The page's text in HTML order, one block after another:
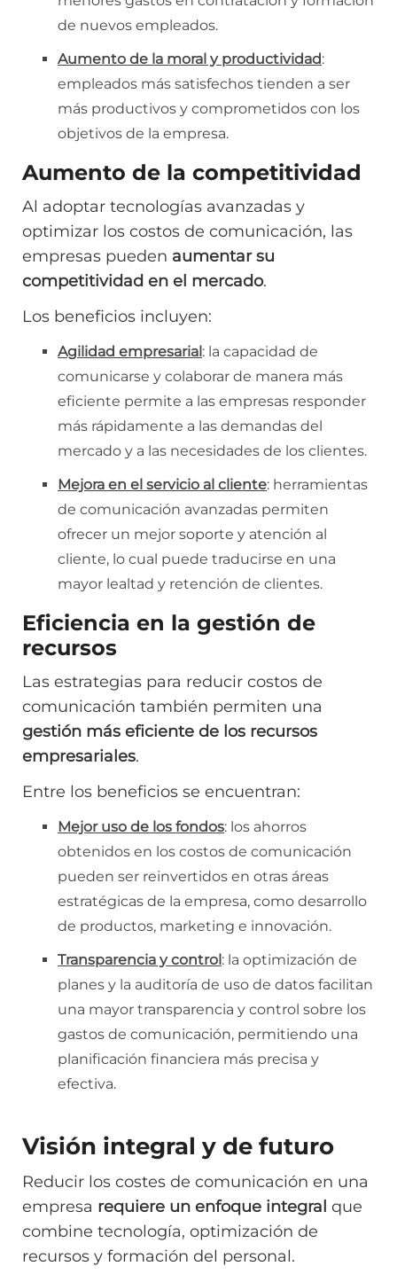
de nuevos empleados.
Aumento de la moral y productividad:
empleados más satisfechos tienden a ser
más productivos y comprometidos con los
objetivos de la empresa.
Aumento de la competitividad
Al adoptar tecnologías avanzadas y
optimizar los costos de comunicación, las
empresas pueden aumentar su
competitividad en el mercado.
Los beneficios incluyen:
Agilidad empresarial : la capacidad de
comunicarse y colaborar de manera más
eficiente permite a las empresas responder
más rápidamente a las demandas del
mercado y a las necesidades de los clientes.
Mejora en el servicio al cliente: herramientas
de comunicación avanzadas permiten
ofrecer un mejor soporte y atención al
cliente, lo cual puede traducirse en una
mayor lealtad y retención de clientes.
Eficiencia en la gestión de
recursos
Las estrategias para reducir costos de
comunicación también permiten una
gestión más eficiente de los recursos
empresariales.
Entre los beneficios se encuentran:
Mejor uso de los fondos: los ahorros
obtenidos en los costos de comunicación
pueden ser reinvertidos en otras áreas
estratégicas de la empresa, como desarrollo
de productos, marketing e innovación.
Transparencia y control : la optimización de
planes y la auditoría de uso de datos facilitan
una mayor transparencia y control sobre los
gastos de comunicación, permitiendo una
planificación financiera más precisa y
efectiva.
Visión integral y de futuro
Reducir los costes de comunicación en una
empresa requiere un enfoque integral que
combine tecnología, optimización de
recursos y formación del personal.